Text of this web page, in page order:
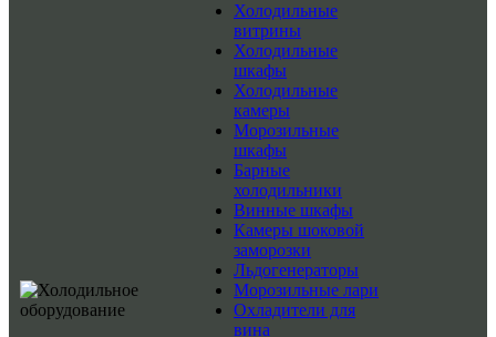
Холодильные
витрины
Холодильные
шкафы
Холодильные
камеры
Морозильные
шкафы
Барные
холодильники
Винные шкафы
Камеры шоковой
заморозки
Льдогенераторы
Морозильные лари
Охладители для
вина